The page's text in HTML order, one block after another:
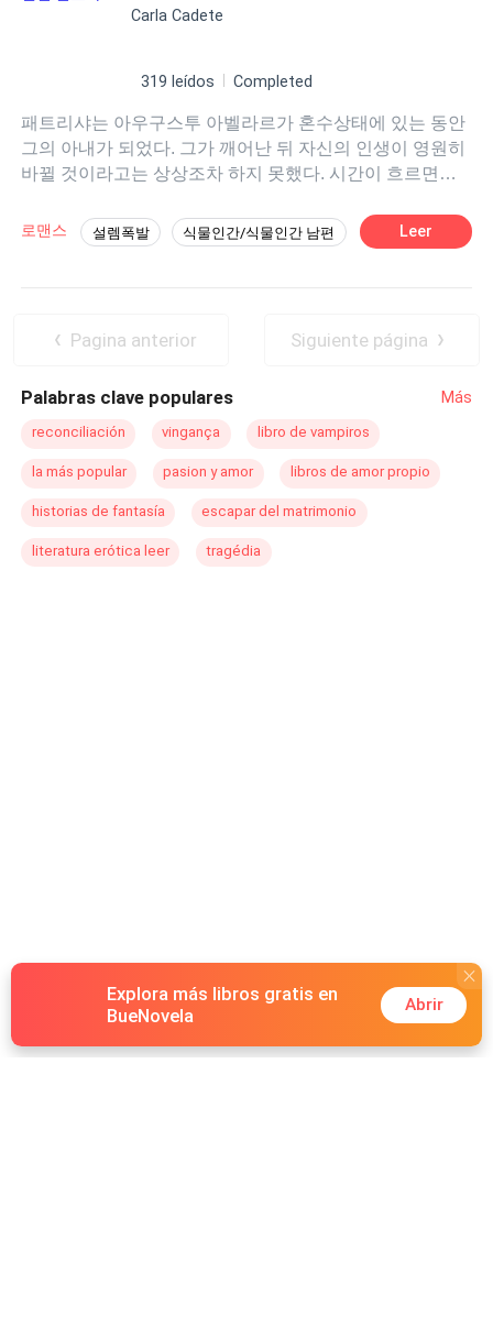
Carla Cadete
319 leídos Completed
패트리샤는 아우구스투 아벨라르가 혼수상태에 있는 동안
그의 아내가 되었다. 그가 깨어난 뒤 자신의 인생이 영원히
바뀔 것이라고는 상상조차 하지 못했다. 시간이 흐르면서
이끌리게 된다. 그러나 과거는 두 사람을 쉽게 놓아주지 않
는다. 전 연인 에스텔라는 그를 되찾겠다는 집념으로 두 사
을지, 아니면 처음부터 운명처럼 파멸을 향해 정해져 있었
로맨스 설렘폭발 식물인간/식물인간 남편 Leer
Pagina anterior Siguiente página
Palabras clave populares Más
reconciliación vingança libro de vampiros
la más popular pasion y amor libros de amor propio
historias de fantasía escapar del matrimonio
literatura erótica leer tragédia
Explora más libros gratis en
BueNovela
Abrir